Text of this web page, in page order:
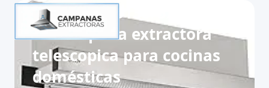
Candy CBT6130/3X: análisis
de campana extractora
telescopica para cocinas
domésticas